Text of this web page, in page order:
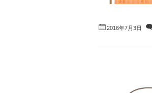
2016年7月3日